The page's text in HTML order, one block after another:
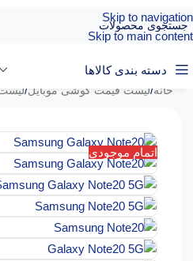
Skip to navigation
Skip to main content
دسته بندی کالاها
خانه/لیست قیمت گوشی موبایل/
اتمام موجودی